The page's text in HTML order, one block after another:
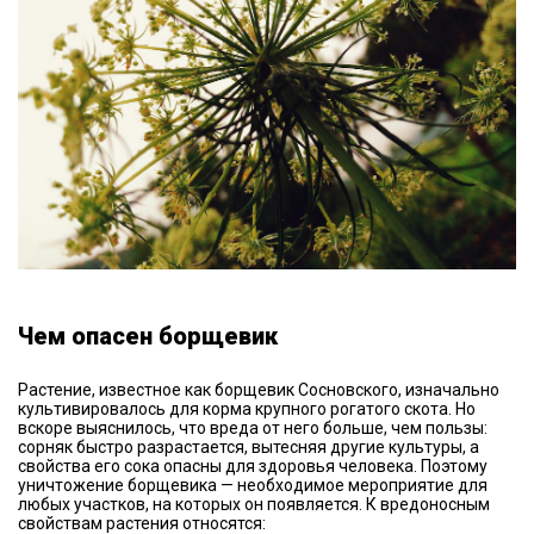
Чем опасен борщевик
Растение, известное как борщевик Сосновского, изначально
культивировалось для корма крупного рогатого скота. Но
вскоре выяснилось, что вреда от него больше, чем пользы:
сорняк быстро разрастается, вытесняя другие культуры, а
свойства его сока опасны для здоровья человека. Поэтому
уничтожение борщевика — необходимое мероприятие для
любых участков, на которых он появляется. К вредоносным
свойствам растения относятся: